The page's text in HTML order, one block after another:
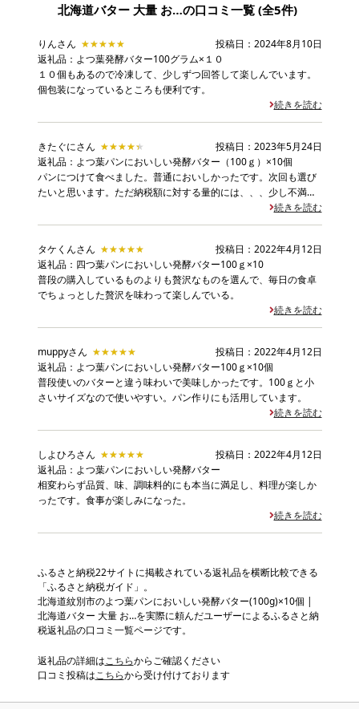
北海道バター 大量 お…の口コミ一覧 (全5件)
りんさん ★★★★★
★★★★★
投稿日：2024年8月10日
返礼品：よつ葉発酵バター100グラム×１０
１０個もあるので冷凍して、少しずつ回答して楽しんでいます。
個包装になっているところも便利です。
続きを読む
きたぐにさん ★★★★★
★★★★★
投稿日：2023年5月24日
返礼品：よつ葉パンにおいしい発酵バター（100ｇ）×10個
パンにつけて食べました。普通においしかったです。次回も選び
たいと思います。ただ納税額に対する量的には、、、少し不満で
続きを読む
タケくんさん ★★★★★
★★★★★
投稿日：2022年4月12日
返礼品：四つ葉パンにおいしい発酵バター100ｇ×10
普段の購入しているものよりも贅沢なものを選んで、毎日の食卓
でちょっとした贅沢を味わって楽しんでいる。
続きを読む
muppyさん ★★★★★
★★★★★
投稿日：2022年4月12日
返礼品：よつ葉パンにおいしい発酵バター100ｇ×10個
普段使いのバターと違う味わいで美味しかったです。100ｇと小
さいサイズなので使いやすい。パン作りにも活用しています。
続きを読む
しよひろさん ★★★★★
★★★★★
投稿日：2022年4月12日
返礼品：よつ葉パンにおいしい発酵バター
相変わらず品質、味、調味料的にも本当に満足し、料理が楽しか
ったです。食事が楽しみになった。
続きを読む
ふるさと納税22サイトに掲載されている返礼品を横断比較できる
「ふるさと納税ガイド」。
北海道紋別市のよつ葉パンにおいしい発酵バター(100g)×10個 |
北海道バター 大量 お…を実際に頼んだユーザーによるふるさと納
税返礼品の口コミ一覧ページです。
返礼品の詳細はこちらからご確認ください
口コミ投稿はこちらから受け付けております